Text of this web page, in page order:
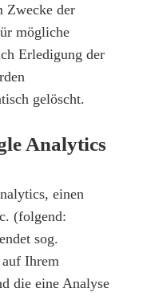
Zwecke der
mögliche
Erledigung der
gelöscht.
Analytics
einen
(folgend:
sog.
Ihrem
die eine Analyse